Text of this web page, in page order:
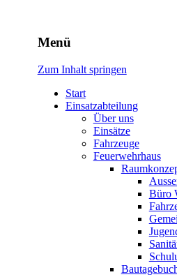
Freiwillige
Rodheim v.d.H.
Menü
Zum Inhalt springen
Start
Einsatzabteilung
Über uns
Einsätze
Fahrzeuge
Feuerwehrhaus
Büro